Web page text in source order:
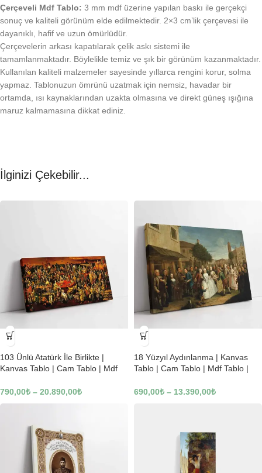
Çerçeveli Mdf Tablo: 3 mm mdf üzerine yapılan baskı ile gerçekçi
sonuç ve kaliteli görünüm elde edilmektedir. 2×3 cm’lik çerçevesi ile
dayanıklı, hafif ve uzun ömürlüdür.
Çerçevelerin arkası kapatılarak çelik askı sistemi ile
tamamlanmaktadır. Böylelikle temiz ve şık bir görünüm kazanmaktadır.
Kullanılan kaliteli malzemeler sayesinde yıllarca rengini korur, solma
yapmaz. Tablonuzun ömrünü uzatmak için nemsiz, havadar bir
ortamda, ısı kaynaklarından uzakta olmasına ve direkt güneş ışığına
maruz kalmamasına dikkat ediniz.
İlginizi Çekebilir...
-23%
103 Ünlü Atatürk İle Birlikte |
Kanvas Tablo | Cam Tablo | Mdf
790,00₺ – 20.890,00₺
-23%
18 Yüzyıl Aydınlanma | Kanvas
Tablo | Cam Tablo | Mdf Tablo |
690,00₺ – 13.390,00₺